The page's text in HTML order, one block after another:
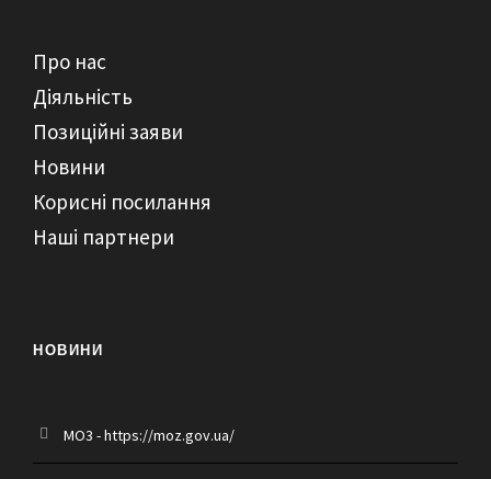
Про нас
Діяльність
Позиційні заяви
Новини
Корисні посилання
Наші партнери
НОВИНИ
MO3 - https://moz.gov.ua/